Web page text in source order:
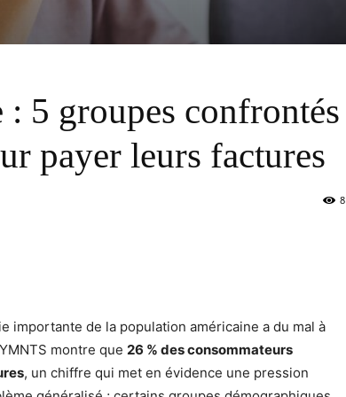
5 groupes confrontés
payer leurs factures
8
importante de la population américaine a du mal à
montre que 26 % des consommateurs
, un chiffre qui met en évidence une pression